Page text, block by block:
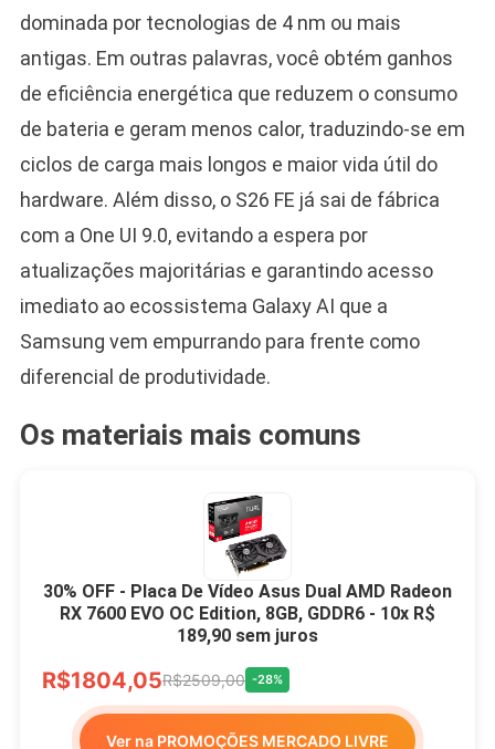
dominada por tecnologias de 4 nm ou mais
antigas. Em outras palavras, você obtém ganhos
de eficiência energética que reduzem o consumo
de bateria e geram menos calor, traduzindo-se em
ciclos de carga mais longos e maior vida útil do
hardware. Além disso, o S26 FE já sai de fábrica
com a One UI 9.0, evitando a espera por
atualizações majoritárias e garantindo acesso
imediato ao ecossistema Galaxy AI que a
Samsung vem empurrando para frente como
diferencial de produtividade.
Os materiais mais comuns
30% OFF - Placa De Vídeo Asus Dual AMD Radeon
RX 7600 EVO OC Edition, 8GB, GDDR6 - 10x R$
189,90 sem juros
R$1804,05R$2509,00 -28%
Ver na PROMOÇÕES MERCADO LIVRE